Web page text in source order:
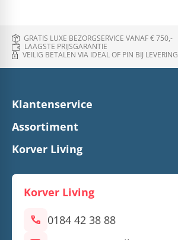
GRATIS LUXE BEZORGSERVICE VANAF € 750,-
LAAGSTE PRIJSGARANTIE
VEILIG BETALEN VIA IDEAL OF PIN BIJ LEVERING
Klantenservice
Assortiment
Korver Living
Korver Living
call 0184 42 38 88